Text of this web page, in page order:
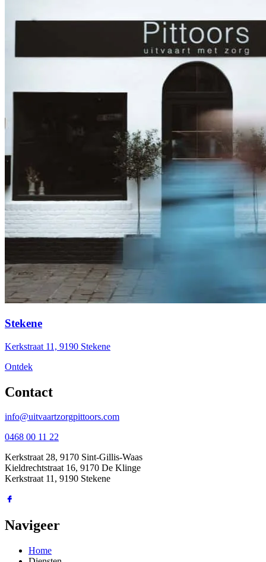
Stekene
Kerkstraat 11, 9190 Stekene
Ontdek
Contact
info@uitvaartzorgpittoors.com
0468 00 11 22
Kerkstraat 28, 9170 Sint-Gillis-Waas
Kieldrechtstraat 16, 9170 De Klinge
Kerkstraat 11, 9190 Stekene
Navigeer
Home